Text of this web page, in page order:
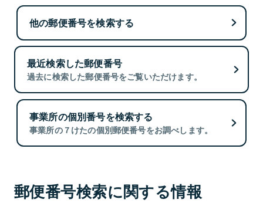
他の郵便番号を検索する
最近検索した郵便番号
過去に検索した郵便番号をご覧いただけます。
事業所の個別番号を検索する
事業所の７けたの個別郵便番号をお調べします。
郵便番号検索に関する情報